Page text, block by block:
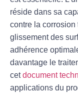
réside dans sa
contre la
glissement des
adhérence
davantage le
cetdocument
applications du